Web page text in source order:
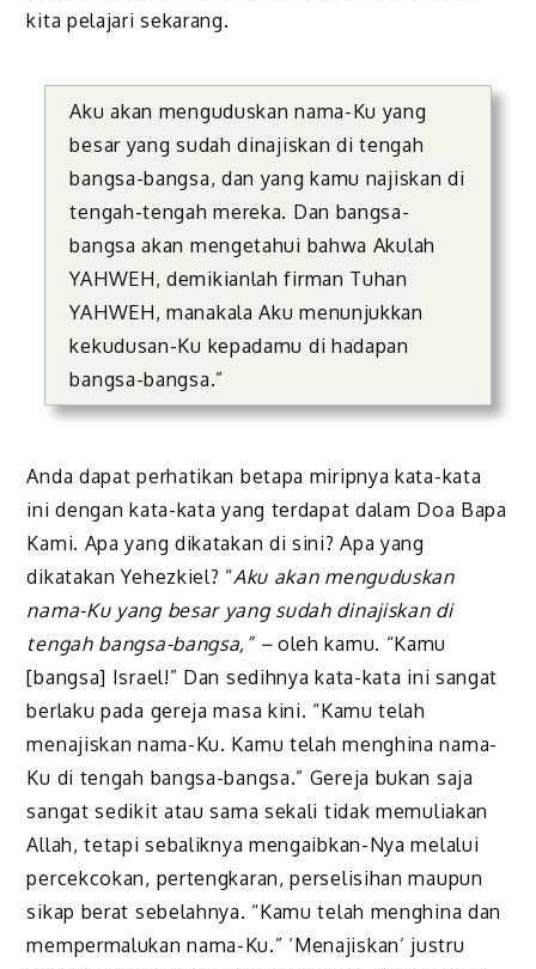
kita pelajari sekarang.
Aku akan menguduskan nama-Ku yang
besar yang sudah dinajiskan di tengah
bangsa-bangsa, dan yang kamu najiskan di
tengah-tengah mereka. Dan bangsa-
bangsa akan mengetahui bahwa Akulah
YAHWEH, demikianlah firman Tuhan
YAHWEH, manakala Aku menunjukkan
kekudusan-Ku kepadamu di hadapan
bangsa-bangsa.”
Anda dapat perhatikan betapa miripnya kata-kata
ini dengan kata-kata yang terdapat dalam Doa Bapa
Kami. Apa yang dikatakan di sini? Apa yang
dikatakan Yehezkiel? “Aku akan menguduskan
nama-Ku yang besar yang sudah dinajiskan di
tengah bangsa-bangsa,” – oleh kamu. “Kamu
[bangsa] Israel!” Dan sedihnya kata-kata ini sangat
berlaku pada gereja masa kini. “Kamu telah
menajiskan nama-Ku. Kamu telah menghina nama-
Ku di tengah bangsa-bangsa.” Gereja bukan saja
sangat sedikit atau sama sekali tidak memuliakan
Allah, tetapi sebaliknya mengaibkan-Nya melalui
percekcokan, pertengkaran, perselisihan maupun
sikap berat sebelahnya. “Kamu telah menghina dan
mempermalukan nama-Ku.” ‘Menajiskan’ justru